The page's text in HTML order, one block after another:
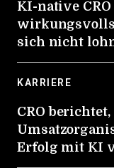
KI-native
sich nicht
KARRIERE
CRO
Erfolg mit KI